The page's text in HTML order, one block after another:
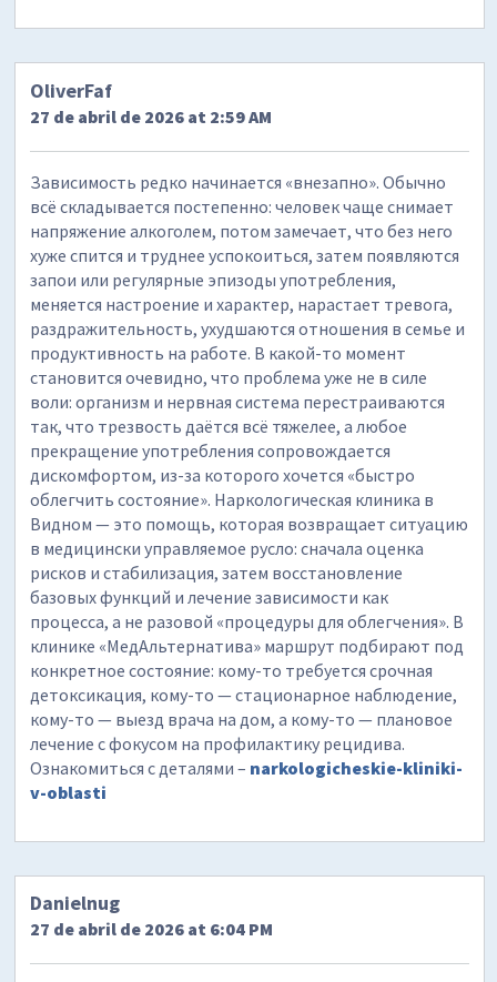
OliverFaf
27 de abril de 2026 at 2:59 AM
Зависимость редко начинается «внезапно». Обычно
всё складывается постепенно: человек чаще снимает
напряжение алкоголем, потом замечает, что без него
хуже спится и труднее успокоиться, затем появляются
запои или регулярные эпизоды употребления,
меняется настроение и характер, нарастает тревога,
раздражительность, ухудшаются отношения в семье и
продуктивность на работе. В какой-то момент
становится очевидно, что проблема уже не в силе
воли: организм и нервная система перестраиваются
так, что трезвость даётся всё тяжелее, а любое
прекращение употребления сопровождается
дискомфортом, из-за которого хочется «быстро
облегчить состояние». Наркологическая клиника в
Видном — это помощь, которая возвращает ситуацию
в медицински управляемое русло: сначала оценка
рисков и стабилизация, затем восстановление
базовых функций и лечение зависимости как
процесса, а не разовой «процедуры для облегчения». В
клинике «МедАльтернатива» маршрут подбирают под
конкретное состояние: кому-то требуется срочная
детоксикация, кому-то — стационарное наблюдение,
кому-то — выезд врача на дом, а кому-то — плановое
лечение с фокусом на профилактику рецидива.
Ознакомиться с деталями – narkologicheskie-kliniki-
v-oblasti
Danielnug
27 de abril de 2026 at 6:04 PM